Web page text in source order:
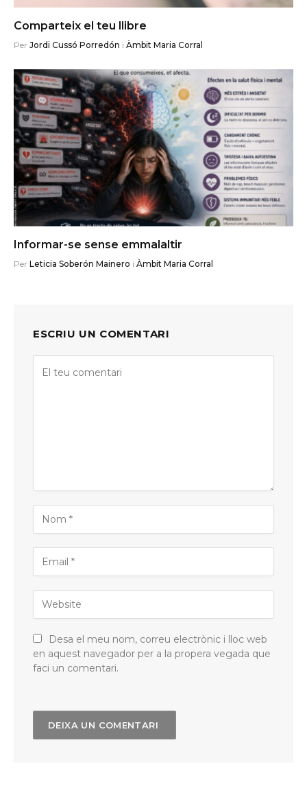
Comparteix el teu llibre
Per Jordi Cussó Porredón i Àmbit Maria Corral
Informar-se sense emmalaltir
Per Leticia Soberón Mainero i Àmbit Maria Corral
ESCRIU UN COMENTARI
Desa el meu nom, correu electrònic i lloc web
en aquest navegador per a la propera vegada que
faci un comentari.